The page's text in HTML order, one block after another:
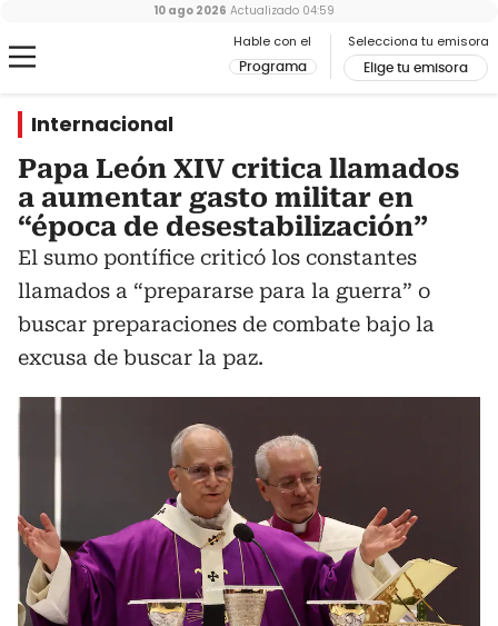
Hable con el
Programa
Selecciona tu emisora
Elige tu emisora
10 ago 2026 Actualizado 04:59
Internacional
Papa León XIV critica llamados
a aumentar gasto militar en
“época de desestabilización”
El sumo pontífice criticó los constantes
llamados a “prepararse para la guerra” o
buscar preparaciones de combate bajo la
excusa de buscar la paz.